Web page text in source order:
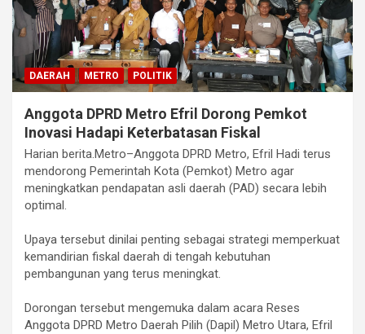
DAERAH METRO POLITIK
‎Anggota DPRD Metro Efril Dorong Pemkot
Inovasi Hadapi Keterbatasan Fiskal
Harian berita.Metro–Anggota DPRD Metro, Efril Hadi terus
mendorong Pemerintah Kota (Pemkot) Metro agar
meningkatkan pendapatan asli daerah (PAD) secara lebih
optimal.
‎Upaya tersebut dinilai penting sebagai strategi memperkuat
kemandirian fiskal daerah di tengah kebutuhan
pembangunan yang terus meningkat.
‎Dorongan tersebut mengemuka dalam acara Reses
Anggota DPRD Metro Daerah Pilih (Dapil) Metro Utara, Efril